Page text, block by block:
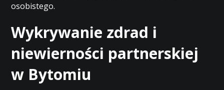
osobistego.
Wykrywanie zdrad i
niewierności partnerskiej
w Bytomiu